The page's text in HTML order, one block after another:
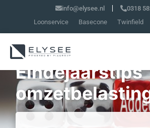
info@elysee.nl
0318
Loonservice
Basecone Twinfield
Eindejaarstips